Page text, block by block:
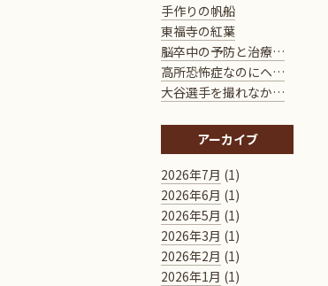
手作りの帆船
東福寺の紅葉
脳卒中の予防と治療…
高所恐怖症なのにヘ…
大谷選手を撮れなか…
アーカイブ
2026年7月 (1)
2026年6月 (1)
2026年5月 (1)
2026年3月 (1)
2026年2月 (1)
2026年1月 (1)